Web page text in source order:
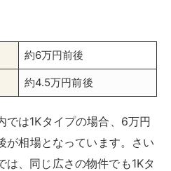
約6万円前後
約4.5万円前後
では1Kタイプの場合、6万円
が相場となっています。さい
は、同じ広さの物件でも1Kタ